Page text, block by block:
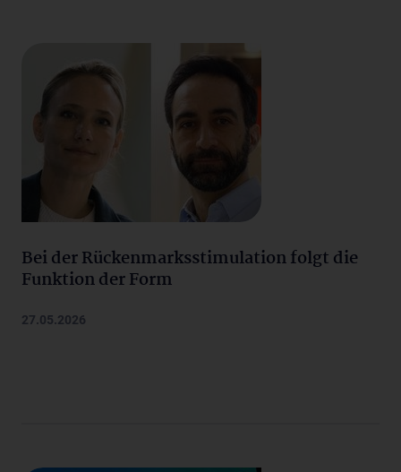
Bei der Rückenmarksstimulation folgt die
Funktion der Form
27.05.2026